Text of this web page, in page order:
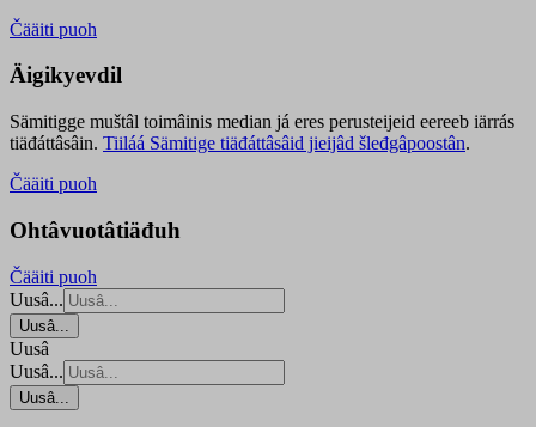
Čääiti puoh
Äigikyevdil
Sämitigge muštâl toimâinis median já eres perusteijeid eereeb iärrás
tiäđáttâsâin. Tiiláá Sämitige tiäđáttâsâid jieijâd šleđgâpoostân.
Čääiti puoh
Ohtâvuotâtiäđuh
Čääiti puoh
Uusâ...
Uusâ...
Uusâ
Uusâ...
Uusâ...